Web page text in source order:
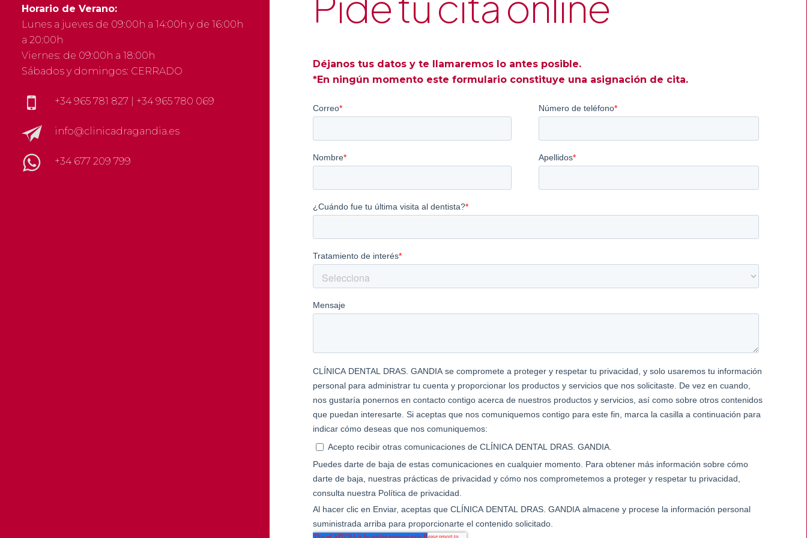
Horario de Verano:
Lunes a jueves de 09:00h a 14:00h y de 16:00h
a 20:00h
Viernes: de 09:00h a 18:00h
Sábados y domingos: CERRADO
+34 965 781 827| +34 965 780 069
info@clinicadragandia.es
+34 677 209 799
Déjanos tus datos y te llamaremos lo antes posible.
*En ningún momento este formulario constituye una asignación de cita.